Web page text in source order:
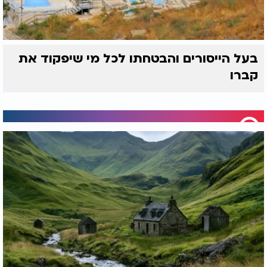
בעל הייסורים והבטחתו לכל מי שיפקוד את
קברו